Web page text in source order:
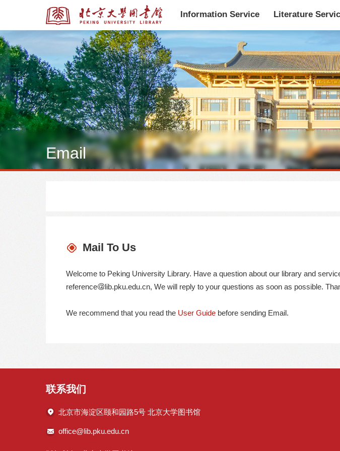
全部资源
全部资源 馆藏目录 论文、书、报告
多媒体资源 馆际互借-CASHL
学位论文 站内搜索
Information Service Literature
Email
Mail To Us
Welcome to Peking University Library. Have a question about our library and
reference
lib.pku.edu.cn, We will reply to your questions as soon as possible.
We recommend that you read the User Guide before sending Email.
联系我们
北京市海淀区颐和园路5号 北京大学图书馆
office@lib.pku.edu.cn